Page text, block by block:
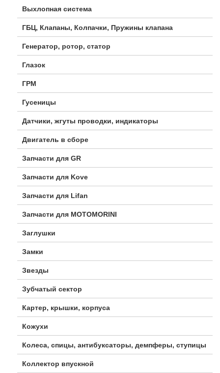
Выхлопная система
ГБЦ, Клапаны, Колпачки, Пружины клапана
Генератор, ротор, статор
Глазок
ГРМ
Гусеницы
Датчики, жгуты проводки, индикаторы
Двигатель в сборе
Запчасти для GR
Запчасти для Kove
Запчасти для Lifan
Запчасти для MOTOMORINI
Заглушки
Замки
Звезды
Зубчатый сектор
Картер, крышки, корпуса
Кожухи
Колеса, спицы, антибуксаторы, демпферы, ступицы
Коллектор впускной